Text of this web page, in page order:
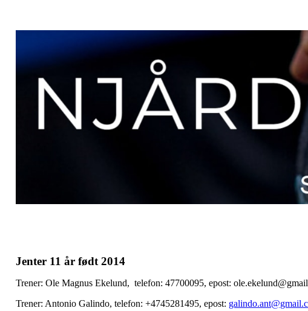
Jenter 11 år født 2014
Trener: Ole Magnus Ekelund, telefon: 47700095, epost:
Trener: Antonio Galindo, telefon: +4745281495, epost: